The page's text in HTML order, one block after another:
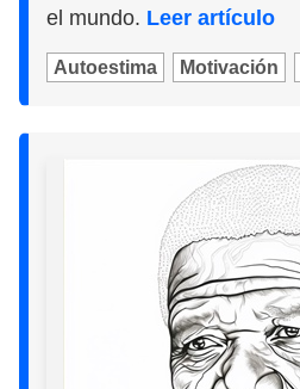
el mundo. Leer artículo
Autoestima Motivación